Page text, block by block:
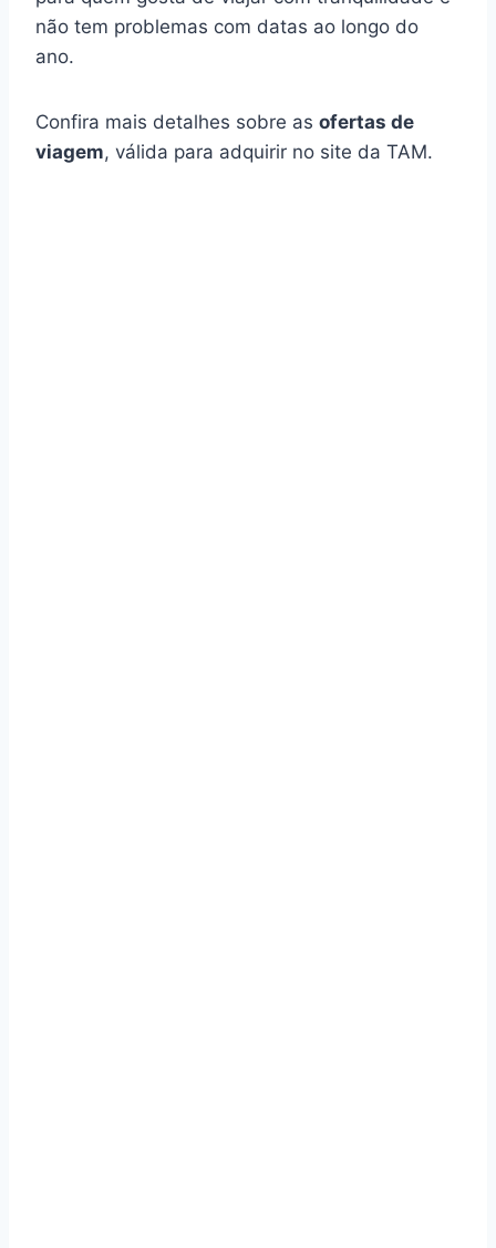
não tem problemas com datas ao longo do
ano.
Confira mais detalhes sobre as ofertas de
viagem, válida para adquirir no site da TAM.